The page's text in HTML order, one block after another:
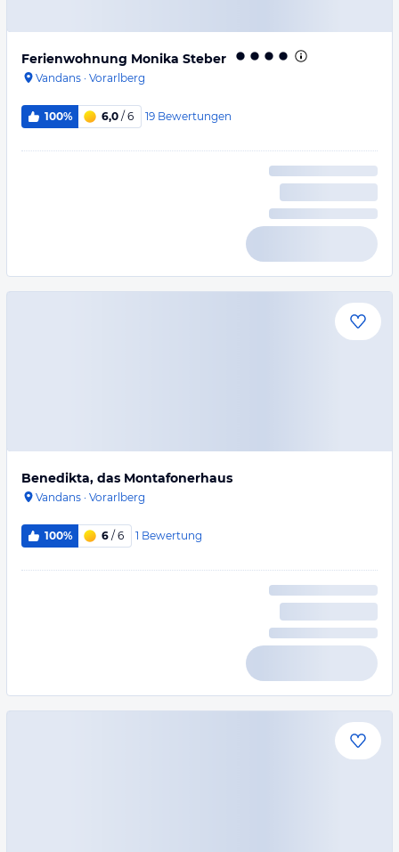
Ferienwohnung Monika Steber
Vandans · Vorarlberg
100% 6,0 / 6 19 Bewertungen
Benedikta, das Montafonerhaus
Vandans · Vorarlberg
100% 6 / 6 1 Bewertung